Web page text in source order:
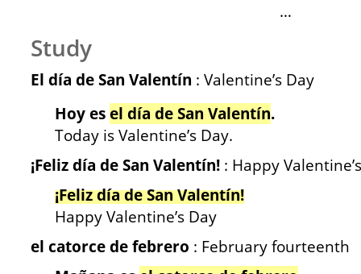
…
Study
El día de San Valentín : Valentine’s Day
Hoy esel día de San Valentín.
Today is Valentine’s Day.
¡Feliz día de San Valentín! : Happy
¡Feliz día de San Valentín!
Happy Valentine’s Day
el catorce de febrero : February fourteenth